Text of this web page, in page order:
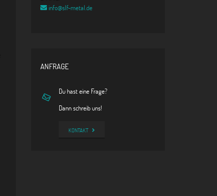
info@slf-metal.de
ANFRAGE
Du hast eine Frage?
Dann schreib uns!
KONTAKT